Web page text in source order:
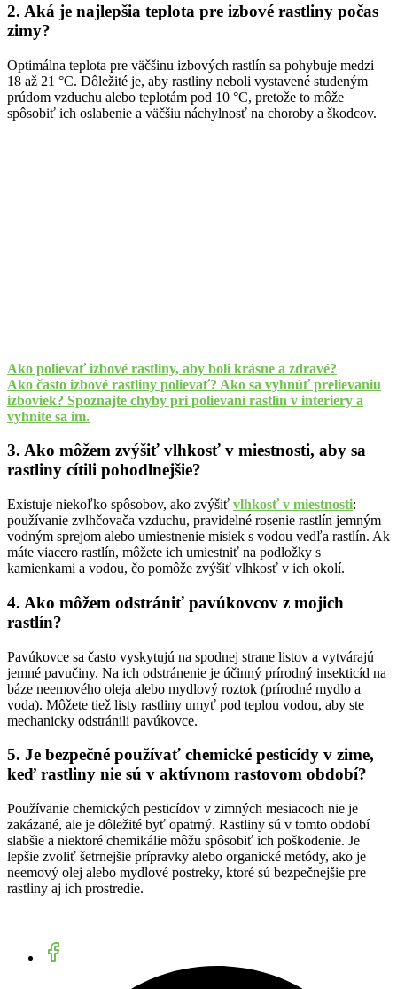
2. Aká je najlepšia teplota pre izbové rastliny počas
zimy?
Optimálna teplota pre väčšinu izbových rastlín sa pohybuje medzi
18 až 21 °C. Dôležité je, aby rastliny neboli vystavené studeným
prúdom vzduchu alebo teplotám pod 10 °C, pretože to môže
spôsobiť ich oslabenie a väčšiu náchylnosť na choroby a škodcov.
Ako polievať izbové rastliny, aby boli krásne a zdravé?
Ako často izbové rastliny polievať? Ako sa vyhnúť prelievaniu
izboviek? Spoznajte chyby pri polievaní rastlín v interiery a
vyhnite sa im.
3. Ako môžem zvýšiť vlhkosť v miestnosti, aby sa
rastliny cítili pohodlnejšie?
Existuje niekoľko spôsobov, ako zvýšiť vlhkosť v miestnosti:
používanie zvlhčovača vzduchu, pravidelné rosenie rastlín jemným
vodným sprejom alebo umiestnenie misiek s vodou vedľa rastlín. Ak
máte viacero rastlín, môžete ich umiestniť na podložky s
kamienkami a vodou, čo pomôže zvýšiť vlhkosť v ich okolí.
4. Ako môžem odstrániť pavúkovcov z mojich
rastlín?
Pavúkovce sa často vyskytujú na spodnej strane listov a vytvárajú
jemné pavučiny. Na ich odstránenie je účinný prírodný insekticíd na
báze neemového oleja alebo mydlový roztok (prírodné mydlo a
voda). Môžete tiež listy rastliny umyť pod teplou vodou, aby ste
mechanicky odstránili pavúkovce.
5. Je bezpečné používať chemické pesticídy v zime,
keď rastliny nie sú v aktívnom rastovom období?
Používanie chemických pesticídov v zimných mesiacoch nie je
zakázané, ale je dôležité byť opatrný. Rastliny sú v tomto období
slabšie a niektoré chemikálie môžu spôsobiť ich poškodenie. Je
lepšie zvoliť šetrnejšie prípravky alebo organické metódy, ako je
neemový olej alebo mydlové postreky, ktoré sú bezpečnejšie pre
rastliny aj ich prostredie.